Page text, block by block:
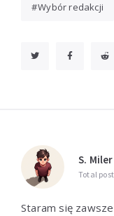
Wybór redakcji
S. Miler
Total
Staram się